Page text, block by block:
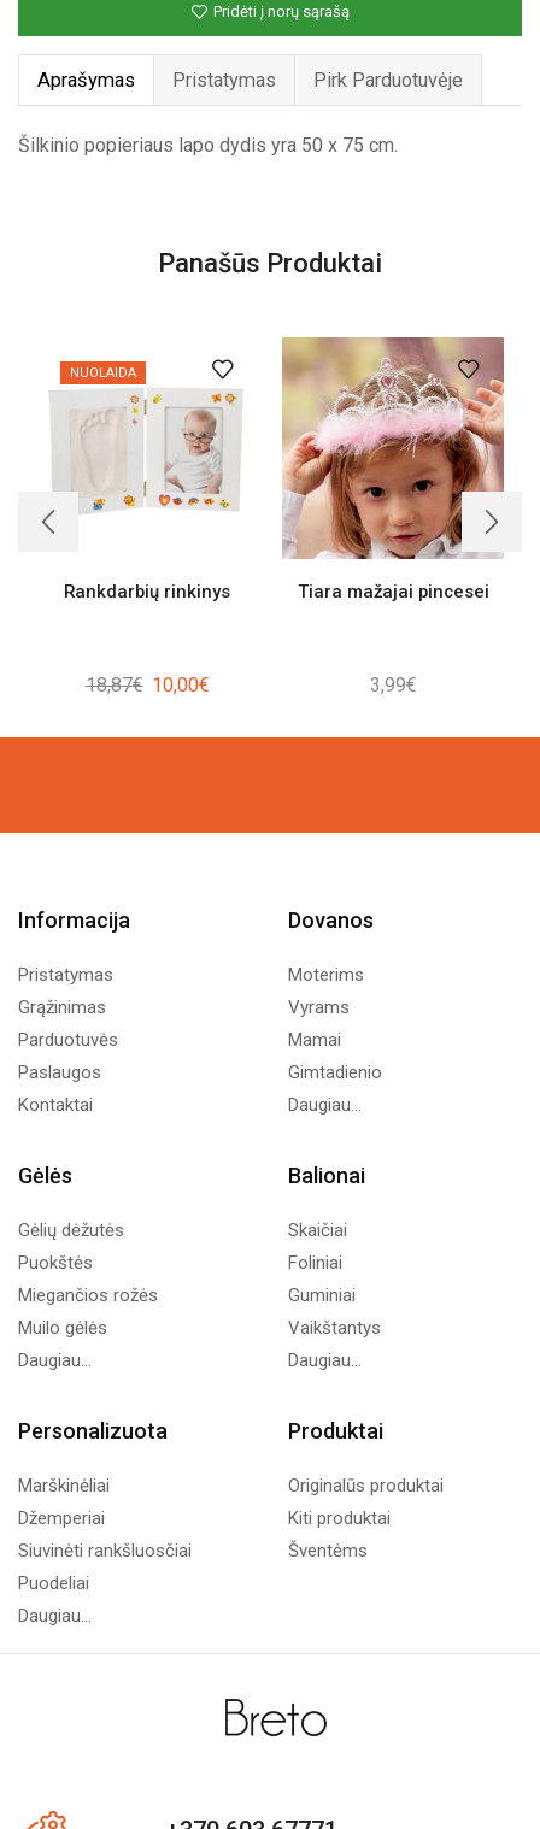
Pridėti į norų sąrašą
Aprašymas Pristatymas Pirk Parduotuvėje
Šilkinio popieriaus lapo dydis yra 50 x 75 cm.
Panašūs Produktai
NUOLAIDA
Rankdarbių rinkinys
18,87€ Original
was:
10,00€Current
is:
Tiara mažajai pincesei
3,99€
Informacija
Pristatymas
Grąžinimas
Parduotuvės
Paslaugos
Kontaktai
Dovanos
Moterims
Vyrams
Mamai
Gimtadienio
Daugiau...
Gėlės
Gėlių dėžutės
Puokštės
Miegančios rožės
Muilo gėlės
Daugiau...
Balionai
Skaičiai
Foliniai
Guminiai
Vaikštantys
Daugiau...
Personalizuota
Marškinėliai
Džemperiai
Siuvinėti rankšluosčiai
Puodeliai
Daugiau...
Produktai
Originalūs produktai
Kiti produktai
Šventėms